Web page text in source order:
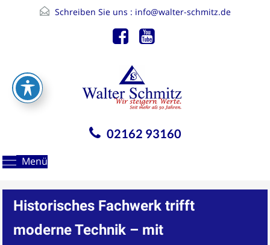
Schreiben Sie uns : info@walter-schmitz.de
02162 93160
Menü
Historisches Fachwerk trifft
moderne Technik – mit